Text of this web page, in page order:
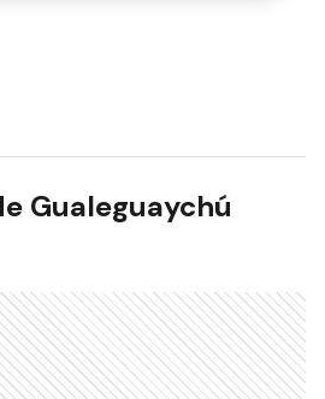
Gualeguaychú